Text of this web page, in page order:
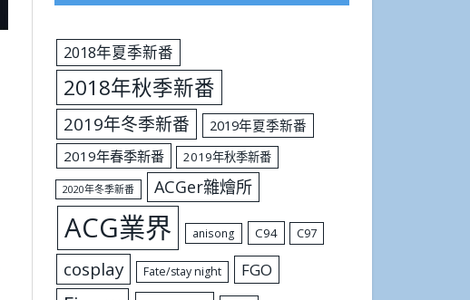
2018年夏季新番
2018年秋季新番
2019年冬季新番
2019年夏季新番
2019年春季新番
2019年秋季新番
2020年冬季新番 ACGer雜燴所
ACG業界 anisong C94 C97
cosplay Fate/stay night FGO